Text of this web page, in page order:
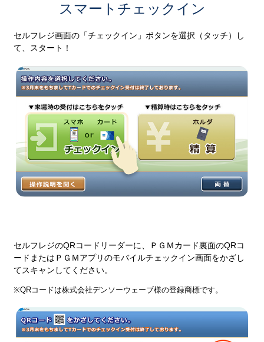
スマートチェックイン
セルフレジ画面の「チェックイン」ボタンを選択（タッチ）し
て、スタート！
セルフレジのQRコードリーダーに、ＰＧＭカード裏面のQRコ
ードまたはＰＧＭアプリのモバイルチェックイン画面をかざし
てスキャンしてください。
※QRコードは株式会社デンソーウェーブ様の登録商標です。